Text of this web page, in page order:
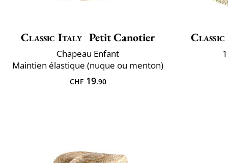
Classic Italy Petit Canotier
Chapeau Enfant
Maintien élastique (nuque ou menton)
CHF19.90